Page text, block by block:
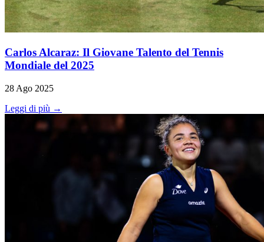
Carlos Alcaraz: Il Giovane Talento del Tennis
Mondiale del 2025
28 Ago 2025
Leggi di più →